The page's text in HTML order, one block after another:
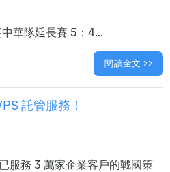
華隊延長賽 5：4...
閱讀全文 >>
託管服務！
服務 3 萬家企業客戶的戰國策